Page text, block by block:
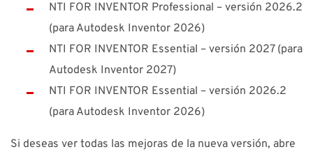
NTI FOR INVENTOR Professional – versión 2026.2
(para Autodesk Inventor 2026)
NTI FOR INVENTOR Essential – versión 2027 (para
Autodesk Inventor 2027)
NTI FOR INVENTOR Essential – versión 2026.2
(para Autodesk Inventor 2026)
Si deseas ver todas las mejoras de la nueva versión, abre